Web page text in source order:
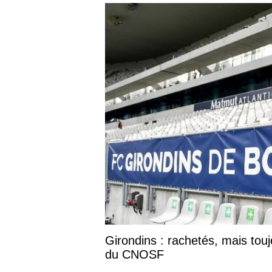
Girondins : rachetés, mais
du CNOSF